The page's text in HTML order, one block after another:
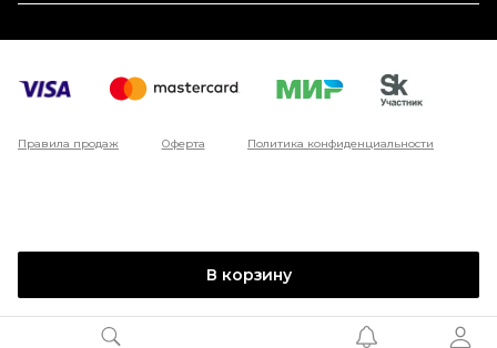
В корзину
Правила продаж Оферта Политика конфиденциальности